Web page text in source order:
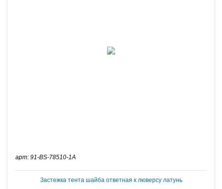
арт: 91-BS-78510-1A
Застежка тента шайба ответная к люверсу латунь